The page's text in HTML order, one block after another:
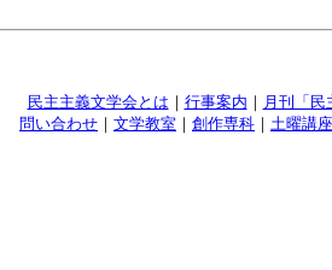
民主主義文学会とは ｜ 行事案内 ｜ 月刊「民
問い合わせ ｜ 文学教室 ｜ 創作専科 ｜ 土曜講座